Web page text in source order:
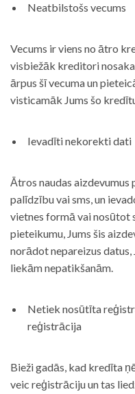
Neatbilstošs vecums
Vecums ir viens no ātro
visbiežāk kreditori nosaka
ārpus šī vecuma un
visticamāk Jums šo
Ievadīti nekorekti dati
Ātros naudas
palīdzību vai sms, un
vietnes formā vai nosūtot
pieteikumu, Jums šis
norādot nepareizus
liekām nepatikšanām.
Netiek nosūtīta
reģistrācija
Bieži gadās, kad kredīta
veic reģistrāciju un tas